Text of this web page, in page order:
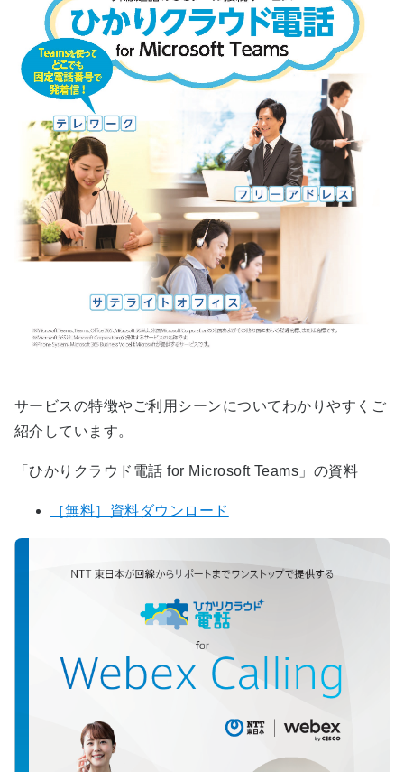
サービスの特徴やご利用シーンについてわかりやすくご
紹介しています。
「ひかりクラウド電話 for Microsoft Teams」の資料
［無料］資料ダウンロード